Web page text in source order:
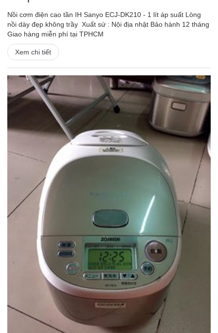
Nồi cơm điện cao tần IH Sanyo ECJ-DK210 - 1 lít áp suất Lòng
nồi dày đẹp không trầy Xuất sứ : Nội địa nhật Bảo hành 12 tháng
Giao hàng miễn phí tại TPHCM
Xem chi tiết